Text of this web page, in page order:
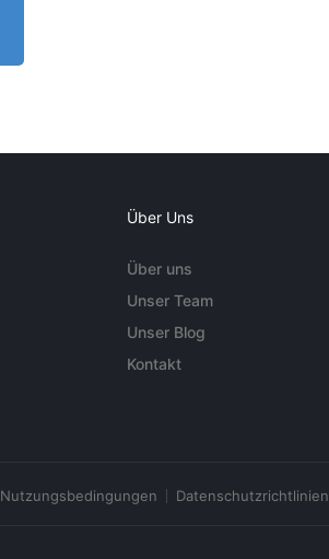
Über Uns
Über uns
Unser Team
Unser Blog
Kontakt
Nutzungsbedingungen Datenschutzrichtlinien